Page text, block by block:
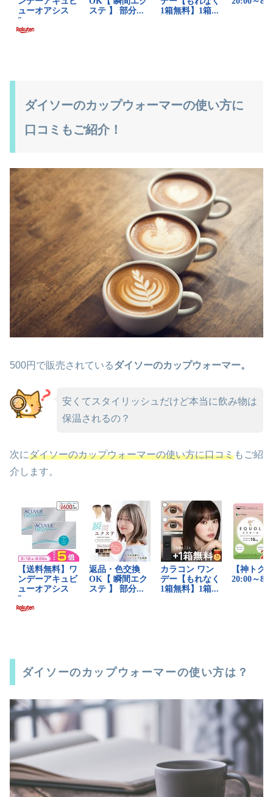
ダイソーのカップウォーマーの使い方に
口コミもご紹介！
500円で販売されているダイソーのカップウォーマー。
安くてスタイリッシュだけど本当に飲み物は
保温されるの？
次にダイソーのカップウォーマーの使い方に口コミもご紹
介します。
ダイソーのカップウォーマーの使い方は？